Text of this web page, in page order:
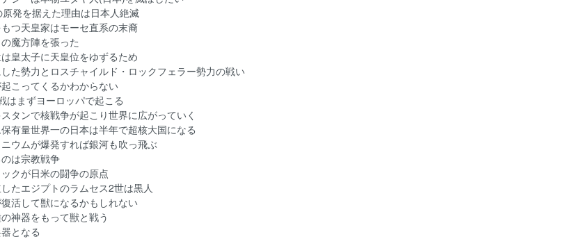
発を据えた理由は日本人絶滅
つ天皇家はモーセ直系の末裔
魔方陣を張った
皇太子に天皇位をゆずるため
た勢力とロスチャイルド・ロックフェラー勢力の戦い
こってくるかわからない
まずヨーロッパで起こる
タンで核戦争が起こり世界に広がっていく
有量世界一の日本は半年で超核大国になる
ウムが爆発すれば銀河も吹っ飛ぶ
は宗教戦争
クが日米の闘争の原点
たエジプトのラムセス2世は黒人
活して獣になるかもしれない
神器をもって獣と戦う
となる